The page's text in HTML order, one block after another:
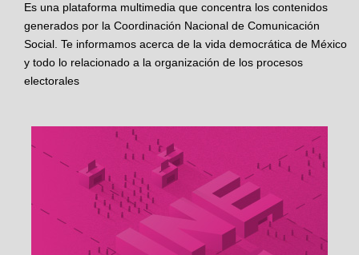
Es una plataforma multimedia que concentra los contenidos
generados por la Coordinación Nacional de Comunicación
Social. Te informamos acerca de la vida democrática de México
y todo lo relacionado a la organización de los procesos
electorales